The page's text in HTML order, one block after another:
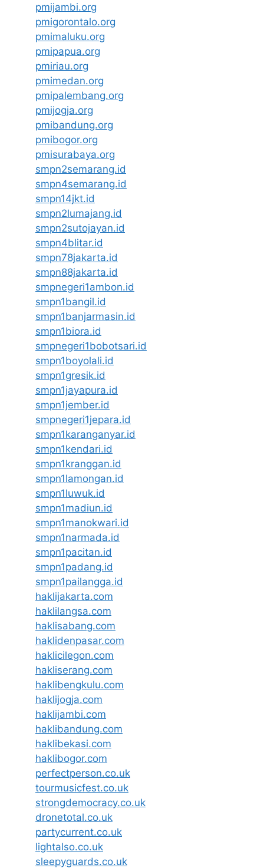
pmijambi.org
pmigorontalo.org
pmimaluku.org
pmipapua.org
pmiriau.org
pmimedan.org
pmipalembang.org
pmijogja.org
pmibandung.org
pmibogor.org
pmisurabaya.org
smpn2semarang.id
smpn4semarang.id
smpn14jkt.id
smpn2lumajang.id
smpn2sutojayan.id
smpn4blitar.id
smpn78jakarta.id
smpn88jakarta.id
smpnegeri1ambon.id
smpn1bangil.id
smpn1banjarmasin.id
smpn1biora.id
smpnegeri1bobotsari.id
smpn1boyolali.id
smpn1gresik.id
smpn1jayapura.id
smpn1jember.id
smpnegeri1jepara.id
smpn1karanganyar.id
smpn1kendari.id
smpn1kranggan.id
smpn1lamongan.id
smpn1luwuk.id
smpn1madiun.id
smpn1manokwari.id
smpn1narmada.id
smpn1pacitan.id
smpn1padang.id
smpn1pailangga.id
haklijakarta.com
haklilangsa.com
haklisabang.com
haklidenpasar.com
haklicilegon.com
hakliserang.com
haklibengkulu.com
haklijogja.com
haklijambi.com
haklibandung.com
haklibekasi.com
haklibogor.com
perfectperson.co.uk
tourmusicfest.co.uk
strongdemocracy.co.uk
dronetotal.co.uk
partycurrent.co.uk
lightalso.co.uk
sleepyguards.co.uk